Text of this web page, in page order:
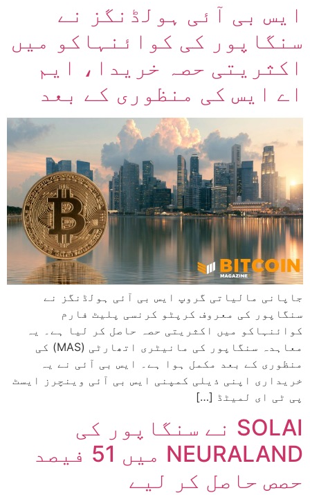
ایس بی آئی ہولڈنگز نے
سنگاپور کی کوائنہاکو میں
اکثریتی حصہ خریدا، ایم
اے ایس کی منظوری کے بعد
جاپانی مالیاتی گروپ ایس بی آئی ہولڈنگز نے
سنگاپور کی معروف کرپٹو کرنسی پلیٹ فارم
کوائنہاکو میں اکثریتی حصہ حاصل کر لیا ہے۔ یہ
معاہدہ سنگاپور کی مانیٹری اتھارٹی (MAS) کی
منظوری کے بعد مکمل ہوا ہے۔ ایس بی آئی نے یہ
خریداری اپنی ذیلی کمپنی ایس بی آئی وینچرز ایسٹ
پی ٹی ای لمیٹڈ […]
SOLAI نے سنگاپور کی
NEURALAND میں 51 فیصد
حصص حاصل کر لیے